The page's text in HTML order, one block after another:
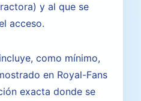
y al que se
acceso.
como mínimo,
en Royal-Fans
exacta donde se